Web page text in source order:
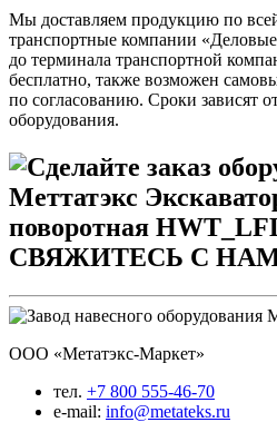
Мы доставляем продукцию по
транспортные компании
до терминала транспортной
бесплатно, также возможен
по согласованию. Сроки зависят
оборудования.
СВЯЖИТЕСЬ С
ООО «Метатэкс-Маркет»
тел. +7 800 555-46-70
e-mail: info@metateks.ru